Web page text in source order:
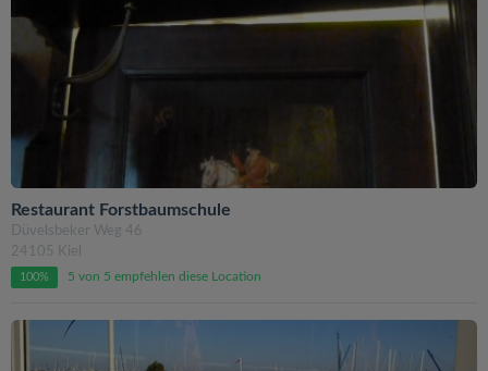
Restaurant Forstbaumschule
Düvelsbeker Weg 46
24105 Kiel
100% 5 von 5 empfehlen diese Location